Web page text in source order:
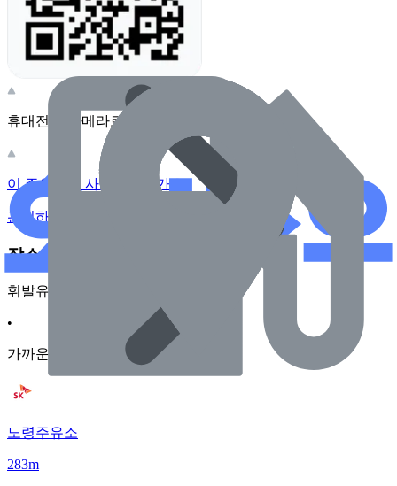
휴대전화 카메라로 찍어보세요
이 주유소의 사장님이신가요?
관리하기
장소 근처 주유소
휘발유
•
가까운순
노령주유소
283m